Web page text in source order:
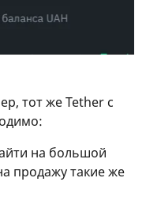
тот же Tether с
на большой
продажу такие же